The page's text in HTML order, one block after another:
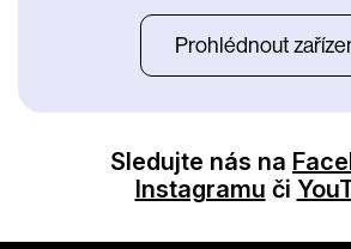
Prohlédnout
Sledujte nás na
Instagramu či